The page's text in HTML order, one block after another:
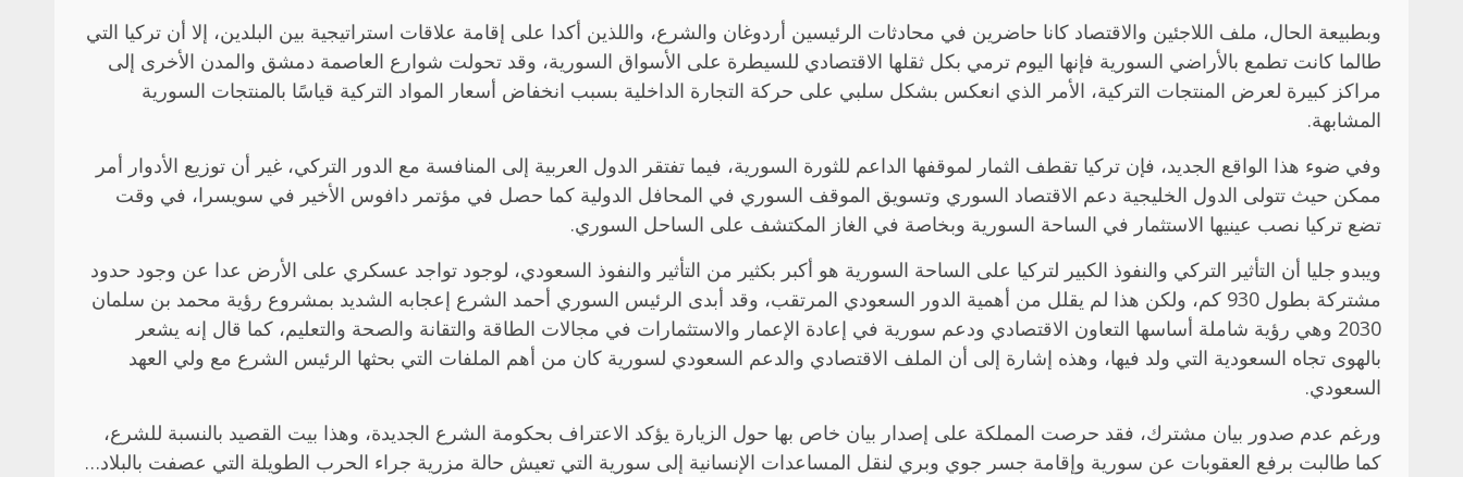
وبطبيعة الحال، ملف اللاجئين والاقتصاد كانا حاضرين في محادثات الرئيسين أردوغان والشرع، واللذين أكدا على إقامة علاقات استراتيجية بين البلدين، إلا أن تركيا التي
طالما كانت تطمع بالأراضي السورية فإنها اليوم ترمي بكل ثقلها الاقتصادي للسيطرة على الأسواق السورية، وقد تحولت شوارع العاصمة دمشق والمدن الأخرى إلى
مراكز كبيرة لعرض المنتجات التركية، الأمر الذي انعكس بشكل سلبي على حركة التجارة الداخلية بسبب انخفاض أسعار المواد التركية قياسًا بالمنتجات السورية
المشابهة.
وفي ضوء هذا الواقع الجديد، فإن تركيا تقطف الثمار لموقفها الداعم للثورة السورية، فيما تفتقر الدول العربية إلى المنافسة مع الدور التركي، غير أن توزيع الأدوار أمر
ممكن حيث تتولى الدول الخليجية دعم الاقتصاد السوري وتسويق الموقف السوري في المحافل الدولية كما حصل في مؤتمر دافوس الأخير في سويسرا، في وقت
تضع تركيا نصب عينيها الاستثمار في الساحة السورية وبخاصة في الغاز المكتشف على الساحل السوري.
ويبدو جليا أن التأثير التركي والنفوذ الكبير لتركيا على الساحة السورية هو أكبر بكثير من التأثير والنفوذ السعودي، لوجود تواجد عسكري على الأرض عدا عن وجود حدود
مشتركة بطول 930 كم، ولكن هذا لم يقلل من أهمية الدور السعودي المرتقب، وقد أبدى الرئيس السوري أحمد الشرع إعجابه الشديد بمشروع رؤية محمد بن سلمان
2030 وهي رؤية شاملة أساسها التعاون الاقتصادي ودعم سورية في إعادة الإعمار والاستثمارات في مجالات الطاقة والتقانة والصحة والتعليم، كما قال إنه يشعر
بالهوى تجاه السعودية التي ولد فيها، وهذه إشارة إلى أن الملف الاقتصادي والدعم السعودي لسورية كان من أهم الملفات التي بحثها الرئيس الشرع مع ولي العهد
السعودي.
ورغم عدم صدور بيان مشترك، فقد حرصت المملكة على إصدار بيان خاص بها حول الزيارة يؤكد الاعتراف بحكومة الشرع الجديدة، وهذا بيت القصيد بالنسبة للشرع،
كما طالبت برفع العقوبات عن سورية وإقامة جسر جوي وبري لنقل المساعدات الإنسانية إلى سورية التي تعيش حالة مزرية جراء الحرب الطويلة التي عصفت بالبلاد…